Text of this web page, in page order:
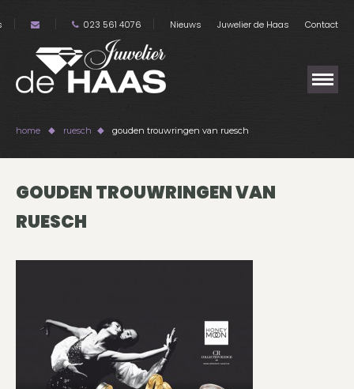
023 561 4076 Nieuws Juwelier de Haas Contact
home ruesch gouden trouwringen van ruesch
GOUDEN TROUWRINGEN VAN
RUESCH